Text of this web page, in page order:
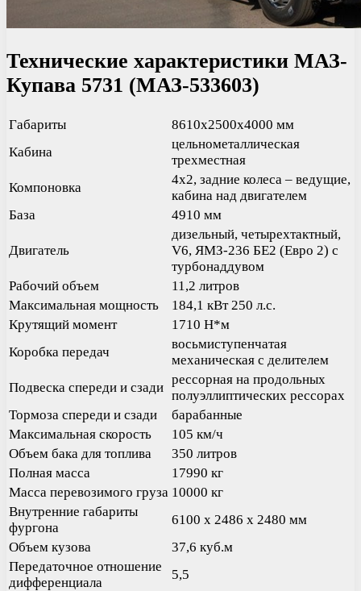
Технические характеристики МАЗ-
Купава 5731 (МАЗ-533603)
Габариты
8610х2500х4000 мм
Кабина
цельнометаллическая
трехместная
Компоновка
4х2, задние колеса – ведущие,
кабина над двигателем
База
4910 мм
Двигатель
дизельный, четырехтактный,
V6, ЯМЗ-236 БЕ2 (Евро 2) с
турбонаддувом
Рабочий объем
11,2 литров
Максимальная мощность
184,1 кВт 250 л.с.
Крутящий момент
1710 Н*м
Коробка передач
восьмиступенчатая
механическая с делителем
Подвеска спереди и сзади
рессорная на продольных
полуэллиптических рессорах
Тормоза спереди и сзади
барабанные
Максимальная скорость
105 км/ч
Объем бака для топлива
350 литров
Полная масса
17990 кг
Масса перевозимого груза 10000 кг
Внутренние габариты
фургона
6100 х 2486 х 2480 мм
Объем кузова
37,6 куб.м
Передаточное отношение
дифференциала
5,5